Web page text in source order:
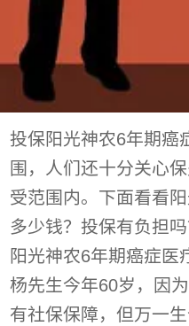
投保阳光神农6年期癌
围，人们还十分关心
受范围内。下面看看
多少钱？投保有负担吗
阳光神农6年期癌症医
杨先生今年60岁，因
有社保保障，但万一